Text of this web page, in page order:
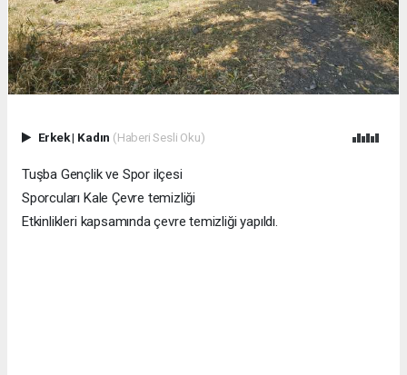
Erkek| Kadın (Haberi Sesli Oku)
Tuşba Gençlik ve Spor ilçesi
Sporcuları Kale Çevre temizliği
Etkinlikleri kapsamında çevre temizliği yapıldı.